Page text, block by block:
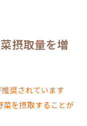
摂取量を増
奨されています
を摂取することが